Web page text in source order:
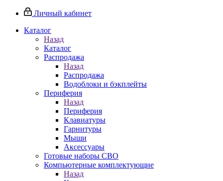
Личный кабинет
Каталог
Назад
Каталог
Распродажа
Назад
Распродажа
Водоблоки и бэкплейты
Периферия
Назад
Периферия
Клавиатуры
Гарнитуры
Мыши
Аксессуары
Готовые наборы СВО
Компьютерные комплектующие
Назад